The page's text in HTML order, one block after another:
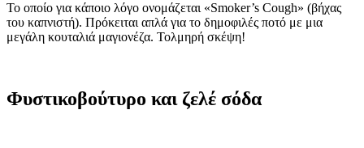
To οποίο για κάποιο λόγο ονομάζεται «Smoker’s Cough» (βήχας
του καπνιστή). Πρόκειται απλά για το δημοφιλές ποτό με μια
μεγάλη κουταλιά μαγιονέζα. Τολμηρή σκέψη!
Φυστικοβούτυρο και ζελέ σόδα